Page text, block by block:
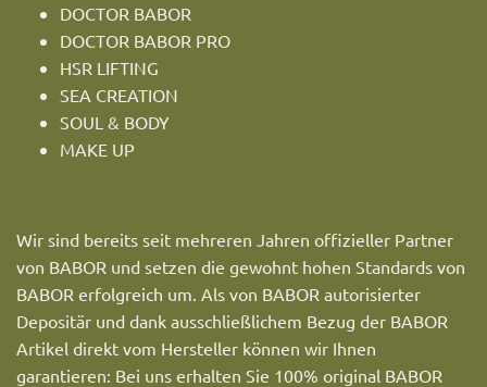
DOCTOR BABOR
DOCTOR BABOR PRO
HSR LIFTING
SEA CREATION
SOUL & BODY
MAKE UP
Wir sind bereits seit mehreren Jahren offizieller Partner
von BABOR und setzen die gewohnt hohen Standards von
BABOR erfolgreich um. Als von BABOR autorisierter
Depositär und dank ausschließlichem Bezug der BABOR
Artikel direkt vom Hersteller können wir Ihnen
garantieren: Bei uns erhalten Sie 100% original BABOR